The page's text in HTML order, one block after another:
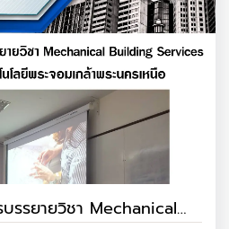
รรยายวิชา Mechanical